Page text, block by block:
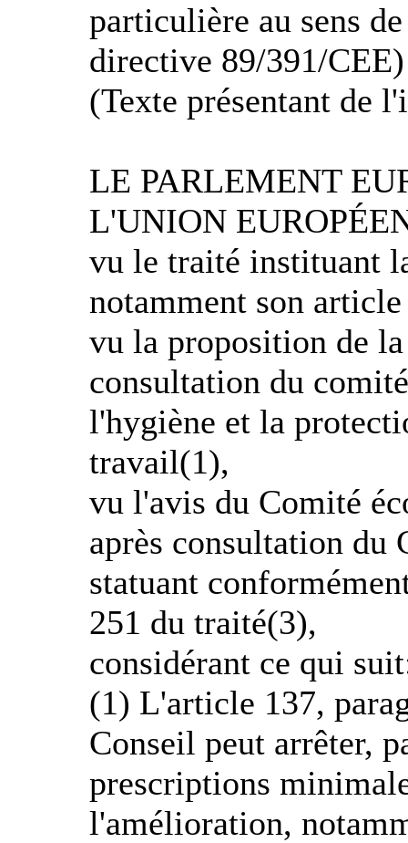
particulière au sens
directive 89/391/CEE)
(Texte présentant de
LE PARLEMENT
L'UNION
vu le traité instituant
notamment son
vu la proposition de
consultation du
l'hygiène et la
travail(1),
vu l'avis du Comité
après consultation du
statuant
251 du traité(3),
considérant ce qui
(1) L'article 137,
Conseil peut arrêter,
prescriptions
l'amélioration,